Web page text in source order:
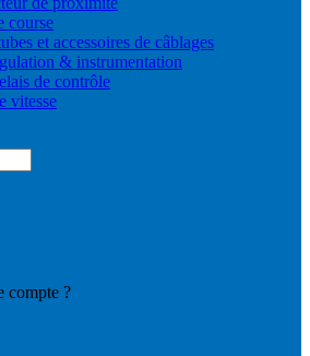
course
et accessoires de câblages
& instrumentation
de contrôle
vitesse
compte ?